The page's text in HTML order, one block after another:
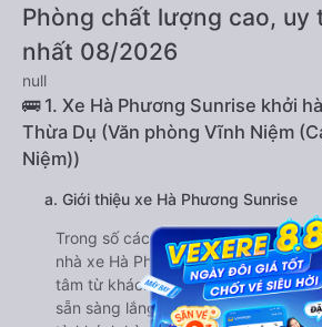
Phòng chất lượng cao, uy
nhất 08/2026
null
🚌 1. Xe Hà Phương Sunrise khởi
Thừa Dụ (Văn phòng Vĩnh Niệm
Niệm))
a. Giới thiệu xe Hà Phương Sunrise
Trong số các hãng xe đi Lào Cai từ
nhà xe Hà Phương Sunrise nhận
tâm từ khách hàng trong và ngoài
sẵn sàng lắng nghe và cải thiện